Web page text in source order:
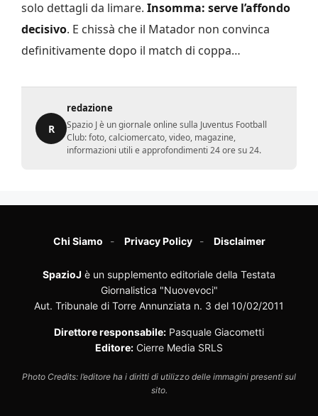
solo dettagli da limare. Insomma: serve l’affondo
decisivo. E chissà che il Matador non convinca
definitivamente dopo il match di coppa…
R
redazione
Spazio J è un giornale online sulla Juventus Football
Club: foto, calciomercato, video, magazine,
informazioni utili e approfondimenti 24 ore su 24.
Chi Siamo Privacy Policy Disclaimer
SpazioJ è un supplemento editoriale della Testata
Giornalistica "Nuovevoci"
Aut. Tribunale di Torre Annunziata n. 3 del 10/02/2011
Direttore responsabile: Pasquale Giacometti
Editore: Cierre Media SRLS
Photo Credits: l’editore ha i diritti di utilizzo delle immagini presenti sul
sito.